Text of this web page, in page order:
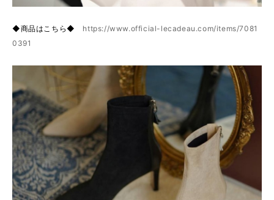
◆商品はこちら◆ https://www.official-lecadeau.com/items/7081
0391